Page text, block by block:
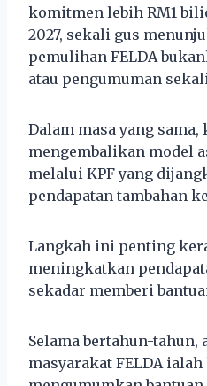
komitmen lebih RM1
2027, sekali gus
pemulihan FELDA
atau pengumuman
Dalam masa yang
mengembalikan model
melalui KPF yang
pendapatan tambahan
Langkah ini penting
meningkatkan
sekadar memberi
Selama bertahun-tahun,
masyarakat FELDA